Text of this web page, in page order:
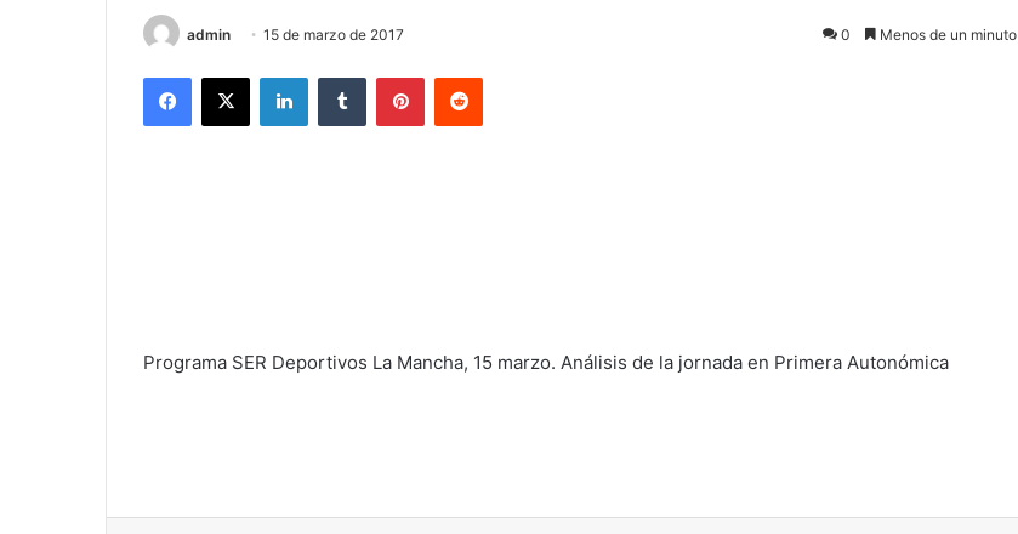
admin 15 de marzo de 2017 0 Menos de un minuto
Programa SER Deportivos La Mancha, 15 marzo. Análisis de la jornada en Primera Autonómica